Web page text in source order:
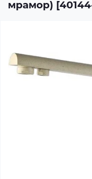
мрамор)